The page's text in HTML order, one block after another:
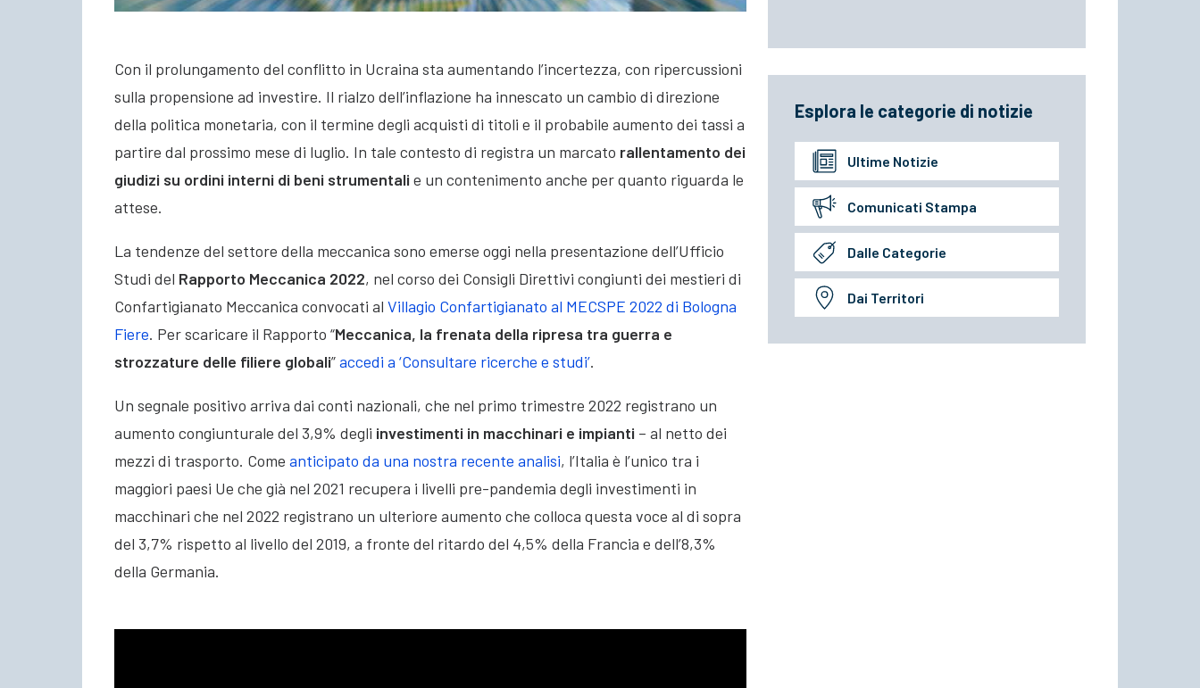
Con il prolungamento del conflitto in Ucraina sta aumentando l’incertezza, con ripercussioni
sulla propensione ad investire. Il rialzo dell’inflazione ha innescato un cambio di direzione
della politica monetaria, con il termine degli acquisti di titoli e il probabile aumento dei tassi a
partire dal prossimo mese di luglio. In tale contesto di registra un marcato rallentamento dei
giudizi su ordini interni di beni strumentali e un contenimento anche per quanto riguarda le
attese.
La tendenze del settore della meccanica sono emerse oggi nella presentazione dell’Ufficio
Studi del Rapporto Meccanica 2022, nel corso dei Consigli Direttivi congiunti dei mestieri di
Confartigianato Meccanica convocati al Villagio Confartigianato al MECSPE 2022 di Bologna
Fiere. Per scaricare il Rapporto “Meccanica, la frenata della ripresa tra guerra e
strozzature delle filiere globali”accedi a ‘Consultare ricerche e studi’.
Un segnale positivo arriva dai conti nazionali, che nel primo trimestre 2022 registrano un
aumento congiunturale del 3,9% degli investimenti in macchinari e impianti – al netto dei
mezzi di trasporto. Come anticipato da una nostra recente analisi, l’Italia è l’unico tra i
maggiori paesi Ue che già nel 2021 recupera i livelli pre-pandemia degli investimenti in
macchinari che nel 2022 registrano un ulteriore aumento che colloca questa voce al di sopra
del 3,7% rispetto al livello del 2019, a fronte del ritardo del 4,5% della Francia e dell’8,3%
della Germania.
Esplora le categorie di notizie
Ultime Notizie
Comunicati Stampa
Dalle Categorie
Dai Territori